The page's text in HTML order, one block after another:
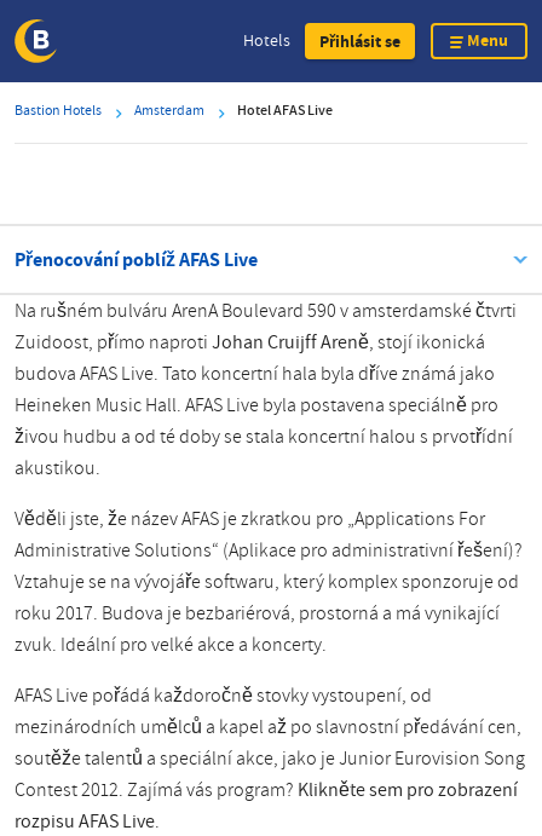
Hotels Přihlásit se Menu
Bastion Hotels Amsterdam Hotel AFAS Live
Přenocování poblíž AFAS Live
Na rušném bulváru ArenA Boulevard 590 v amsterdamské čtvrti
Zuidoost, přímo naprotiJohan Cruijff Areně, stojí ikonická
budova AFAS Live. Tato koncertní hala byla dříve známá jako
Heineken Music Hall. AFAS Live byla postavena speciálně pro
živou hudbu a od té doby se stala koncertní halou s prvotřídní
akustikou.
Věděli jste, že název AFAS je zkratkou pro „Applications For
Administrative Solutions“ (Aplikace pro administrativní řešení)?
Vztahuje se na vývojáře softwaru, který komplex sponzoruje od
roku 2017. Budova je bezbariérová, prostorná a má vynikající
zvuk. Ideální pro velké akce a koncerty.
AFAS Live pořádá každoročně stovky vystoupení, od
mezinárodních umělců a kapel až po slavnostní předávání cen,
soutěže talentů a speciální akce, jako je Junior Eurovision Song
Contest 2012. Zajímá vás program? Klikněte sem pro zobrazení
rozpisu AFAS Live.